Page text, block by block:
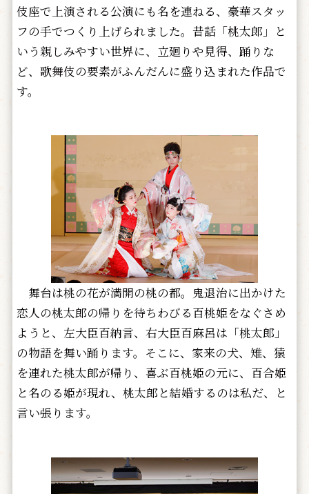
伎座で上演される公演にも名を連ねる、豪華スタッ
フの手でつくり上げられました。昔話「桃太郎」と
いう親しみやすい世界に、立廻りや見得、踊りな
ど、歌舞伎の要素がふんだんに盛り込まれた作品で
す。
舞台は桃の花が満開の桃の都。鬼退治に出かけた
恋人の桃太郎の帰りを待ちわびる百桃姫をなぐさめ
ようと、左大臣百納言、右大臣百麻呂は「桃太郎」
の物語を舞い踊ります。そこに、家来の犬、雉、猿
を連れた桃太郎が帰り、喜ぶ百桃姫の元に、百合姫
と名のる姫が現れ、桃太郎と結婚するのは私だ、と
言い張ります。